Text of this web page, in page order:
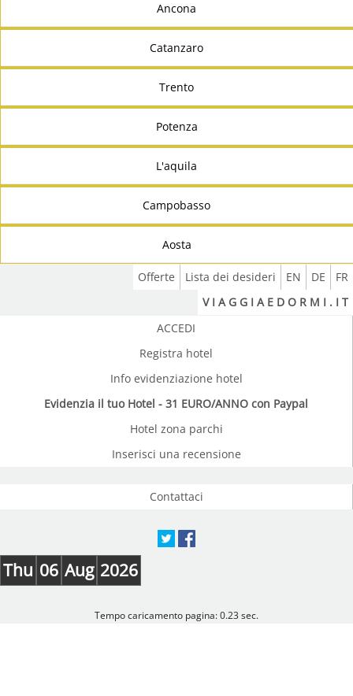
Ancona
Catanzaro
Trento
Potenza
L'aquila
Campobasso
Aosta
FR
DE
EN
Lista dei desideri
Offerte
V I A G G I A E D O R M I . I T
ACCEDI
Registra hotel
Info evidenziazione hotel
Evidenzia il tuo Hotel - 31 EURO/ANNO con Paypal
Hotel zona parchi
Inserisci una recensione
Contattaci
Thu 06 Aug 2026
Tempo caricamento pagina: 0.23 sec.